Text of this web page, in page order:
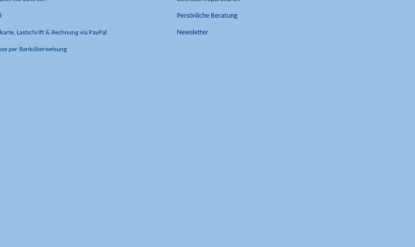
Lastschrift & Rechnung via PayPal
per Banküberweisung
Persönliche Beratung
Newsletter